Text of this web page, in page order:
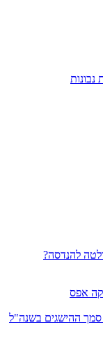
להנדסה?
אפס
סמך ההישגים בשנה"ל